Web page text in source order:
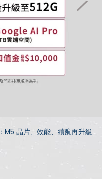
M5 晶片、效能、續航再升級